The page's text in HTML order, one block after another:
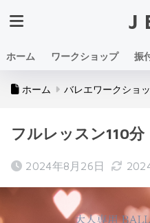
ホーム ワークショップ 振
ホーム バレエワークショ
フルレッスン110分
2024年8月26日